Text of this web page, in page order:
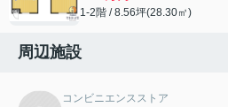
1-2階 / 8.56坪(28.30㎡)
周辺施設
コンビニエンスストア